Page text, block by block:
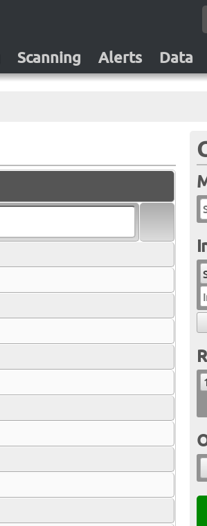
Scanning Alerts Data